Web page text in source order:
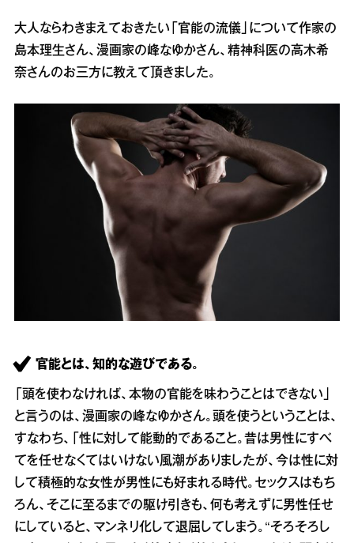
大人ならわきまえておきたい「官能の流儀」について作家の
島本理生さん、漫画家の峰なゆかさん、精神科医の高木希
奈さんのお三方に教えて頂きました。
官能とは、知的な遊びである。
「頭を使わなければ、本物の官能を味わうことはできない」
と言うのは、漫画家の峰なゆかさん。頭を使うということは、
すなわち、「性に対して能動的であること。昔は男性にすべ
てを任せなくてはいけない風潮がありましたが、今は性に対
して積極的な女性が男性にも好まれる時代。セックスはもち
ろん、そこに至るまでの駆け引きも、何も考えずに男性任せ
にしていると、マンネリ化して退屈してしまう。“そろそろし